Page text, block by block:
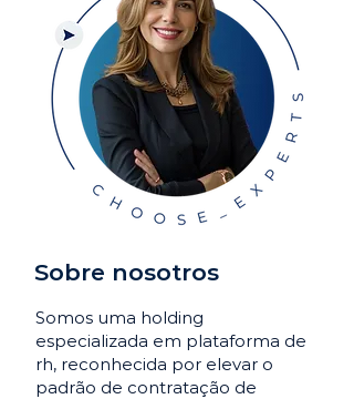
Sobre nosotros
Somos uma holding
especializada em plataforma de
rh, reconhecida por elevar o
padrão de contratação de